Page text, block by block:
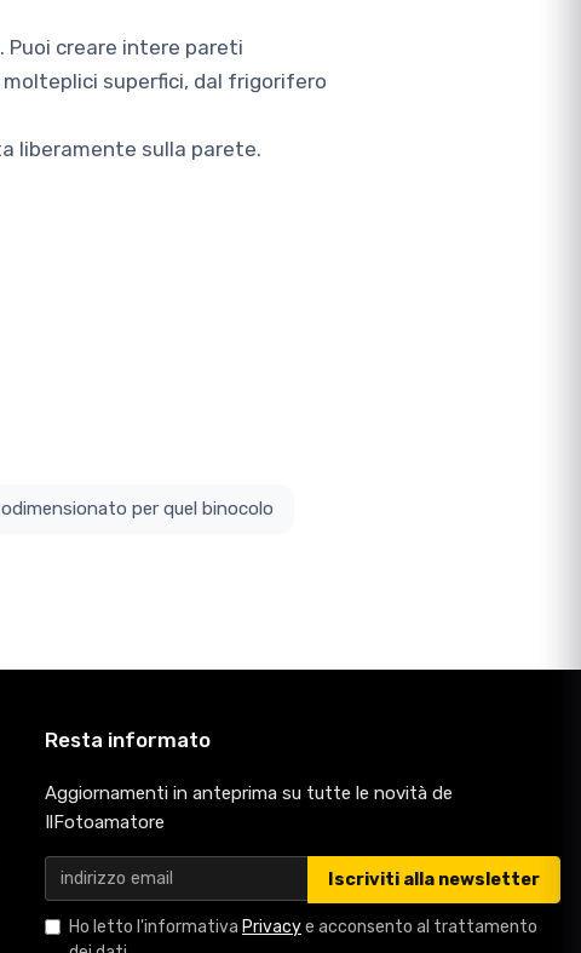
Puoi creare intere pareti
superfici, dal frigorifero
liberamente sulla parete.
sottodimensionato per quel binocolo
Resta informato
Aggiornamenti in anteprima su tutte le novità de
IlFotoamatore
Iscriviti alla newsletter
Ho letto l'informativa Privacye acconsento al trattamento